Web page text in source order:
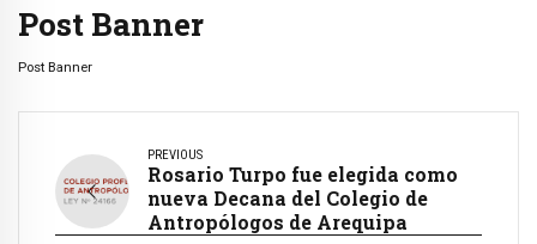
Post Banner
Post Banner
PREVIOUS
Rosario Turpo fue elegida como
nueva Decana del Colegio de
Antropólogos de Arequipa